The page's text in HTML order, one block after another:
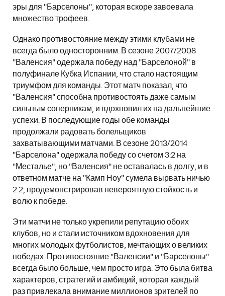
эры для "Барселоны", которая вскоре завоевала
множество трофеев.
Однако противостояние между этими клубами не
всегда было односторонним. В сезоне 2007/2008
"Валенсия" одержала победу над "Барселоной" в
полуфинале Кубка Испании, что стало настоящим
триумфом для команды. Этот матч показал, что
"Валенсия" способна противостоять даже самым
сильным соперникам, и вдохновил их на дальнейшие
успехи. В последующие годы обе команды
продолжали радовать болельщиков
захватывающими матчами. В сезоне 2013/2014
"Барселона" одержала победу со счетом 3:2 на
"Месталье", но "Валенсия" не оставалась в долгу, и в
ответном матче на "Камп Ноу" сумела вырвать ничью
2:2, продемонстрировав невероятную стойкость и
волю к победе.
Эти матчи не только укрепили репутацию обоих
клубов, но и стали источником вдохновения для
многих молодых футболистов, мечтающих о великих
победах. Противостояние "Валенсии" и "Барселоны"
всегда было больше, чем просто игра. Это была битва
характеров, стратегий и амбиций, которая каждый
раз привлекала внимание миллионов зрителей по